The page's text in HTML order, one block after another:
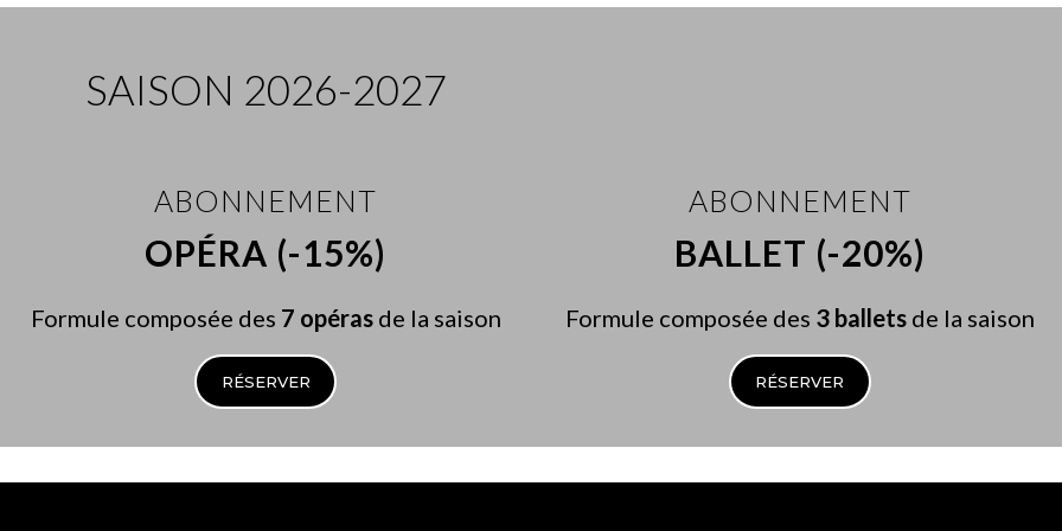
SAISON 2026-2027
ABONNEMENT
OPÉRA (-15%)
Formule composée des 7 opérasde la saison
RÉSERVER
ABONNEMENT
BALLET (-20%)
Formule composée des 3 balletsde la saison
RÉSERVER